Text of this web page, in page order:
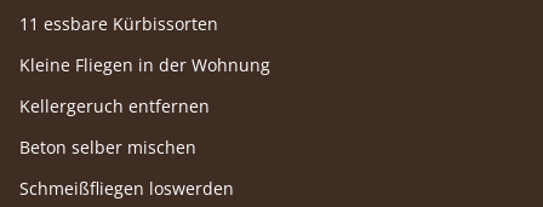
11 essbare Kürbissorten
Kleine Fliegen in der Wohnung
Kellergeruch entfernen
Beton selber mischen
Schmeißfliegen loswerden